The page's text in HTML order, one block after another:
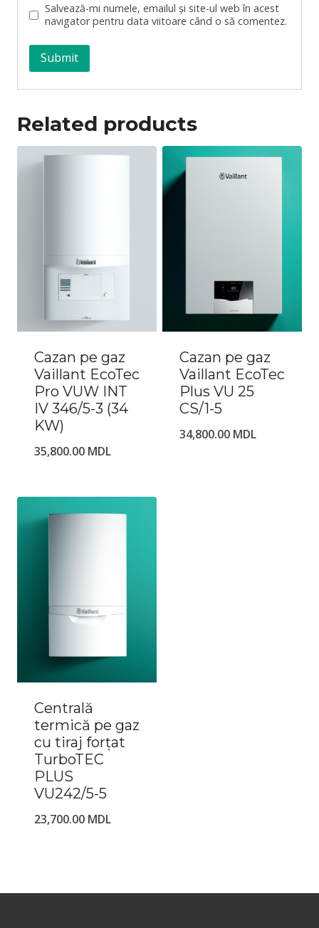
Salvează-mi numele, emailul și site-ul web în acest
navigator pentru data viitoare când o să comentez.
Related products
Cazan pe gaz
Vaillant EcoTec
Pro VUW INT
IV 346/5-3 (34
KW)
35,800.00 MDL
Cazan pe gaz
Vaillant EcoTec
Plus VU 25
CS/1-5
34,800.00 MDL
Centrală
termică pe gaz
cu tiraj forțat
TurboTEC
PLUS
VU242/5-5
23,700.00 MDL